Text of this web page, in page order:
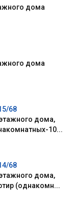
дома
дома
68
дома,
10...
68
дома,
(однакомн...